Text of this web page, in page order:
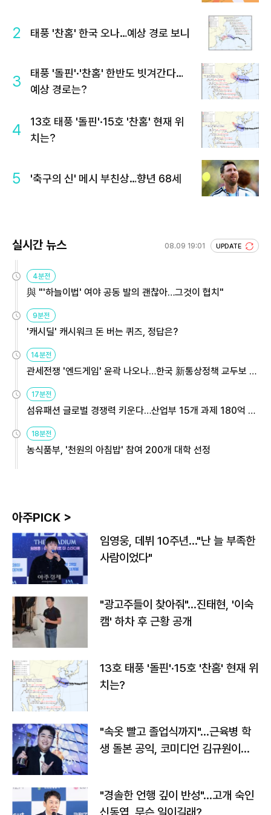
2 태풍 '찬홈' 한국 오나…예상 경로 보니
3
태풍 '돌핀'·'찬홈' 한반도 빗겨간다…
예상 경로는?
4
13호 태풍 '돌핀'·15호 '찬홈' 현재 위
치는?
5 '축구의 신' 메시 부친상…향년 68세
실시간 뉴스 08.09 19:01 UPDATE
4분전
與 "'하늘이법' 여야 공동 발의 괜찮아…그것이 협치"
9분전
'캐시딜' 캐시워크 돈 버는 퀴즈, 정답은?
14분전
관세전쟁 '엔드게임' 윤곽 나오나…한국 新통상정책 교두보 활
용해야
17분전
섬유패션 글로벌 경쟁력 키운다…산업부 15개 과제 180억 지
원
18분전
농식품부, '천원의 아침밥' 참여 200개 대학 선정
아주PICK >
임영웅, 데뷔 10주년…"난 늘 부족한
사람이었다"
"광고주들이 찾아줘"…진태현, '이숙
캠' 하차 후 근황 공개
13호 태풍 '돌핀'·15호 '찬홈' 현재 위
치는?
"속옷 빨고 졸업식까지"…근육병 학
생 돌본 공익, 코미디언 김규원이었
"경솔한 언행 깊이 반성"…고개 숙인